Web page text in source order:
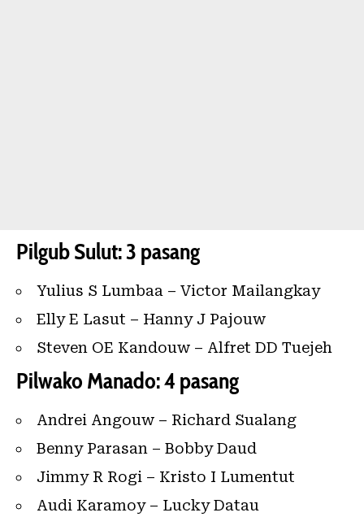
Pilgub Sulut: 3 pasang
Yulius S Lumbaa – Victor Mailangkay
Elly E Lasut – Hanny J Pajouw
Steven OE Kandouw – Alfret DD Tuejeh
Pilwako Manado: 4 pasang
Andrei Angouw – Richard Sualang
Benny Parasan – Bobby Daud
Jimmy R Rogi – Kristo I Lumentut
Audi Karamoy – Lucky Datau